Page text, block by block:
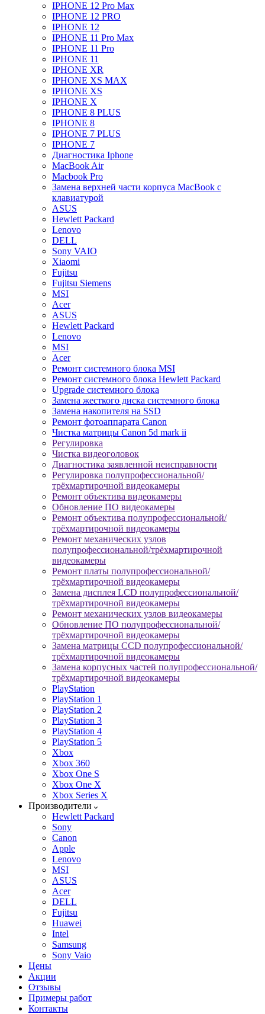
IPHONE 12 Pro Max
IPHONE 12 PRO
IPHONE 12
IPHONE 11 Pro Max
IPHONE 11 Pro
IPHONE 11
IPHONE XR
IPHONE XS MAX
IPHONE XS
IPHONE X
IPHONE 8 PLUS
IPHONE 8
IPHONE 7 PLUS
IPHONE 7
Диагностика Iphone
MacBook Air
Macbook Pro
Замена верхней части корпуса MacBook с
клавиатурой
ASUS
Hewlett Packard
Lenovo
DELL
Sony VAIO
Xiaomi
Fujitsu
Fujitsu Siemens
MSI
Acer
ASUS
Hewlett Packard
Lenovo
MSI
Acer
Ремонт системного блока MSI
Ремонт системного блока Hewlett Packard
Upgrade системного блока
Замена жесткого диска системного блока
Замена накопителя на SSD
Ремонт фотоаппарата Canon
Чистка матрицы Canon 5d mark ii
Регулировка
Чистка видеоголовок
Диагностика заявленной неисправности
Регулировка полупрофессиональной/
трёхмартирочной видеокамеры
Ремонт объектива видеокамеры
Обновление ПО видеокамеры
Ремонт объектива полупрофессиональной/
трёхмартирочной видеокамеры
Ремонт механических узлов
полупрофессиональной/трёхмартирочной
видеокамеры
Ремонт платы полупрофессиональной/
трёхмартирочной видеокамеры
Замена дисплея LCD полупрофессиональной/
трёхмартирочной видеокамеры
Ремонт механических узлов видеокамеры
Обновление ПО полупрофессиональной/
трёхмартирочной видеокамеры
Замена матрицы CCD полупрофессиональной/
трёхмартирочной видеокамеры
Замена корпусных частей полупрофессиональной/
трёхмартирочной видеокамеры
PlayStation
PlayStation 1
PlayStation 2
PlayStation 3
PlayStation 4
PlayStation 5
Xbox
Xbox 360
Xbox One S
Xbox One X
Xbox Series X
Производители
Hewlett Packard
Sony
Canon
Apple
Lenovo
MSI
ASUS
Acer
DELL
Fujitsu
Huawei
Intel
Samsung
Sony Vaio
Цены
Акции
Отзывы
Примеры работ
Контакты